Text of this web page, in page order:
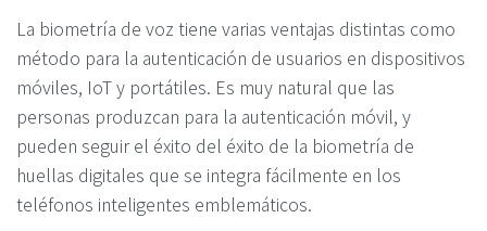
La biometría de voz tiene varias ventajas distintas como
método para la autenticación de usuarios en dispositivos
móviles, IoT y portátiles. Es muy natural que las
personas produzcan para la autenticación móvil, y
pueden seguir el éxito del éxito de la biometría de
huellas digitales que se integra fácilmente en los
teléfonos inteligentes emblemáticos.